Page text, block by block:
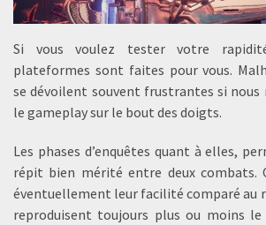
Si vous voulez tester votre
plateformes sont faites pour vous.
se dévoilent souvent frustrantes si nous
le gameplay sur le bout des doigts.
Les phases d’enquêtes quant à elles,
répit bien mérité entre deux combats.
éventuellement leur facilité comparé au
reproduisent toujours plus ou moins le